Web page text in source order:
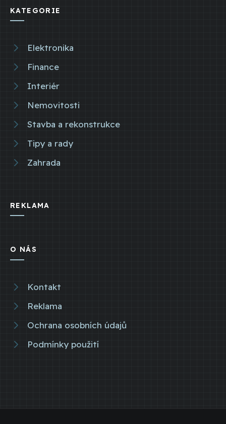
KATEGORIE
Elektronika
Finance
Interiér
Nemovitosti
Stavba a rekonstrukce
Tipy a rady
Zahrada
REKLAMA
O NÁS
Kontakt
Reklama
Ochrana osobních údajů
Podmínky použití